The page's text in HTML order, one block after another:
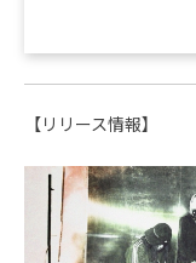
【リリース情報】